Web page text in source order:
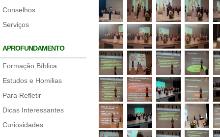
Conselhos
Serviços
APROFUNDAMENTO
Formação Bíblica
Estudos e Homilias
Para Refletir
Dicas Interessantes
Curiosidades